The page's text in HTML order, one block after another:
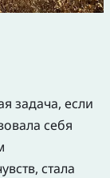
задача, если
себя
стала